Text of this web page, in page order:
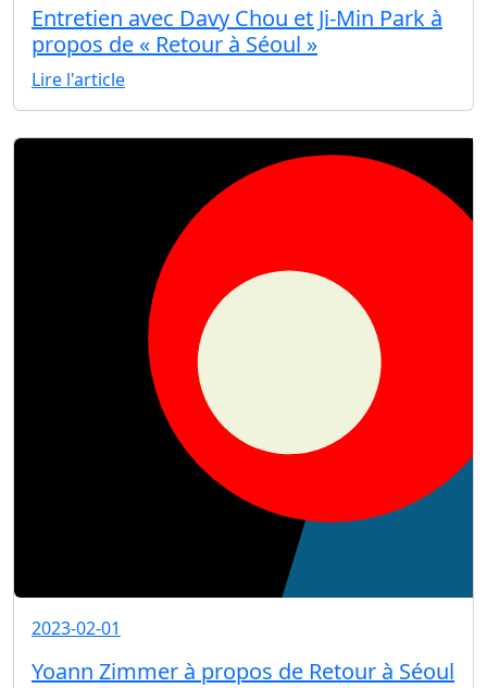
Entretien avec Davy Chou et Ji-Min Park à
propos de « Retour à Séoul »
Lire l'article
2023-02-01
Yoann Zimmer à propos de Retour à Séoul